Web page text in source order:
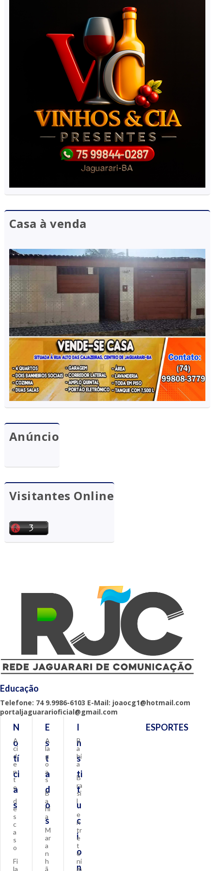
Casa à venda
Anúncio
Visitantes Online
Educação
Telefone: 74 9.9986-6103 E-Mail: joaocg1@hotmail.com
portaljaguararioficial@gmail.com
N
o
tí
ci
a
s
A
ci
d
e
n
t
e
d
e
s
c
a
s
o
Fi
la
E
s
t
a
d
o
s
A
la
g
o
a
s
B
a
hi
a
M
ar
a
n
h
ã
I
n
s
ti
t
u
c
i
o
n
B
a
hi
a
B
ra
si
l
e
n
tr
e
t
e
ni
m
ESPORTES